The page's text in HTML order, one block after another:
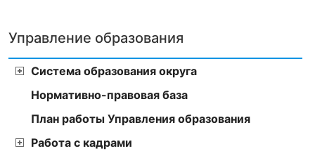
Управление образования
Система образования округа
Нормативно-правовая база
План работы Управления образования
Работа с кадрами